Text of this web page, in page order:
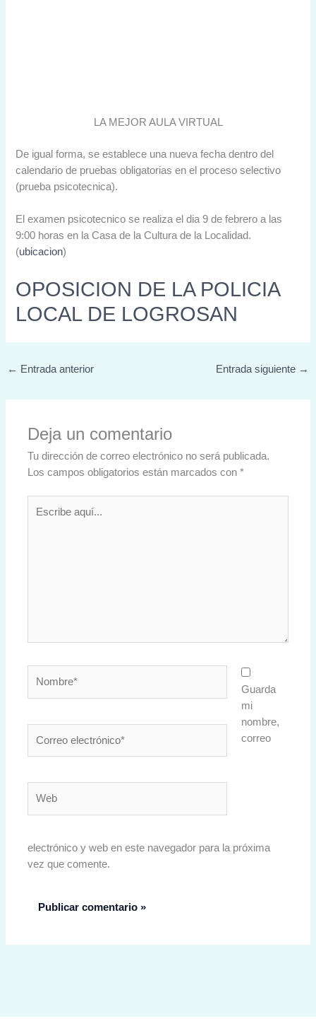
LA MEJOR AULA VIRTUAL
De igual forma, se establece una nueva fecha dentro del
calendario de pruebas obligatorias en el proceso selectivo
(prueba psicotecnica).
El examen psicotecnico se realiza el dia 9 de febrero a las
9:00 horas en la Casa de la Cultura de la Localidad.
(ubicacion)
OPOSICION DE LA POLICIA
LOCAL DE LOGROSAN
← Entrada anterior Entrada siguiente →
Deja un comentario
Tu dirección de correo electrónico no será publicada.
Los campos obligatorios están marcados con*
aquí...
electrónico*
Guarda
mi
nombre,
correo
electrónico y web en este navegador para la próxima
vez que comente.